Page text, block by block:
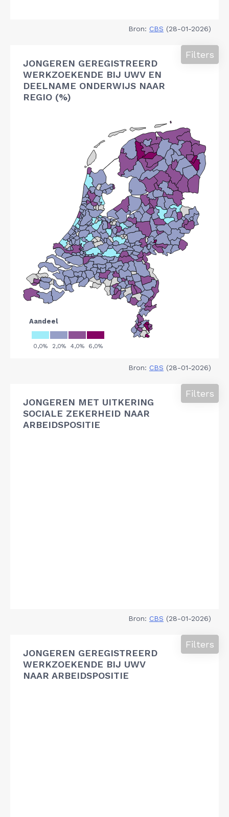
Bron: CBS (28-01-2026)
JONGEREN GEREGISTREERD
WERKZOEKENDE BIJ UWV EN
DEELNAME ONDERWIJS NAAR
REGIO (%)
Filters
Bron: CBS (28-01-2026)
JONGEREN MET UITKERING
SOCIALE ZEKERHEID NAAR
ARBEIDSPOSITIE
Filters
Bron: CBS (28-01-2026)
JONGEREN GEREGISTREERD
WERKZOEKENDE BIJ UWV
NAAR ARBEIDSPOSITIE
Filters